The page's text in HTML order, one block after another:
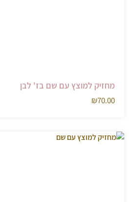
מחזיק למוצץ עם שם בז' לבן
₪70.00